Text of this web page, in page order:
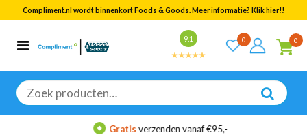
Compliment.nl wordt binnenkort Foods & Goods. Meer informatie? Klik hier!!
9.1 0 0
Zoeken
naar:
Categorieën
Bekijk alle resultaten
Gratisverzenden vanaf €95,-